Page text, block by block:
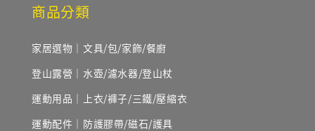
商品分類
家居選物｜文具/包/家飾/餐廚
登山露營｜水壺/濾水器/登山杖
運動用品｜上衣/褲子/三鐵/壓縮衣
運動配件｜防護膠帶/磁石/護具